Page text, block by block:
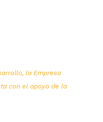
la Empresa
con el apoyo de la